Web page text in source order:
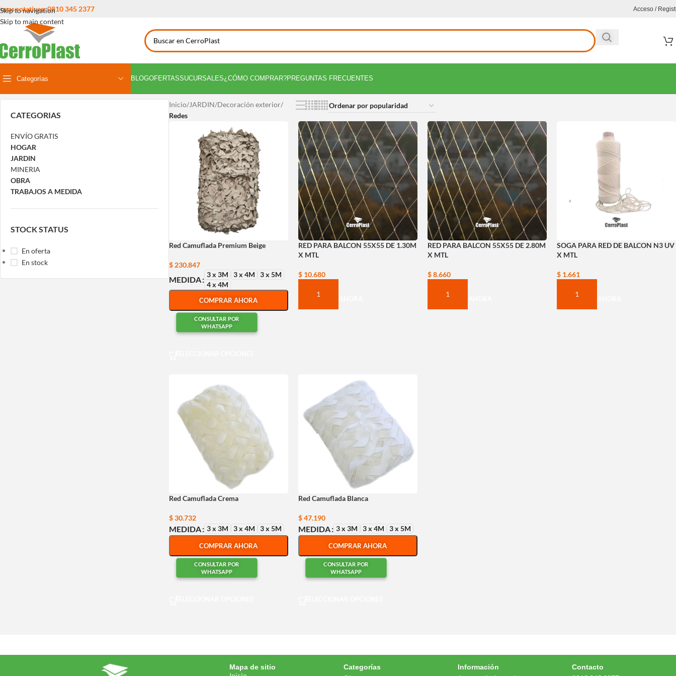
Skip to navigation
Skip to main content
rotativas: 0810 345 2377 Acceso /
Categorías BLOGOFERTASSUCURSALES¿CÓMO COMPRAR?PREGUNTAS FRECUENTES
CATEGORIAS
ENVÍO GRATIS
HOGAR
JARDIN
MINERIA
OBRA
TRABAJOS A MEDIDA
STOCK STATUS
En oferta
En stock
Inicio/JARDIN/Decoración exterior/
Redes
Red Camuflada Premium Beige
$230.847
MEDIDA
3 x 3M 3 x 4M
3 x 5M
4 x 4M
COMPRAR AHORA
CONSULTAR POR
WHATSAPP
RED PARA BALCON 55X55 DE 1.30M
X MTL
$10.680
COMPRAR AHORA
RED PARA BALCON 55X55 DE 2.80M
X MTL
$8.660
COMPRAR AHORA
SOGA PARA RED DE BALCON N3 UV
X MTL
$1.661
COMPRAR AHORA
Red Camuflada Crema
$30.732
MEDIDA 3 x 3M 3 x 4M 3 x 5M
COMPRAR AHORA
CONSULTAR POR
WHATSAPP
Red Camuflada Blanca
$47.190
MEDIDA 3 x 3M 3 x 4M 3 x 5M
COMPRAR AHORA
CONSULTAR POR
WHATSAPP
Mapa de sitio Categorías Información Contacto